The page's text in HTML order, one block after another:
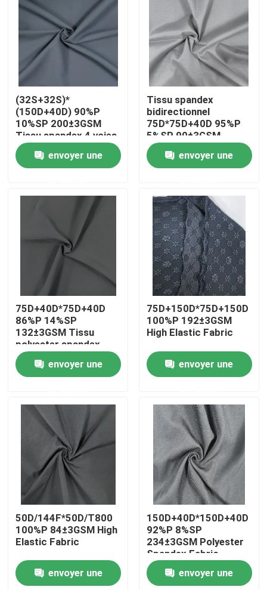
Produits
A propos de nous
Visite d'usine
Contact
nouvelles
Tous les cas
Tissu de mémoire de polyester
Tissu de taffetas de polyester
(32S+32S)*
(150D+40D) 90%P
10%SP 200±3GSM
Tissu spandex 4 voies
envoyer une
Tissu spandex
bidirectionnel
75D*75D+40D 95%P
5%SP 90±3GSM
envoyer une
75D+40D*75D+40D
86%P 14%SP
132±3GSM Tissu
polyester spandex
envoyer une
75D+150D*75D+150D
100%P 192±3GSM
High Elastic Fabric
envoyer une
50D/144F*50D/T800
100%P 84±3GSM High
Elastic Fabric
envoyer une
150D+40D*150D+40D
92%P 8%SP
234±3GSM Polyester
Spandex Fabric
envoyer une